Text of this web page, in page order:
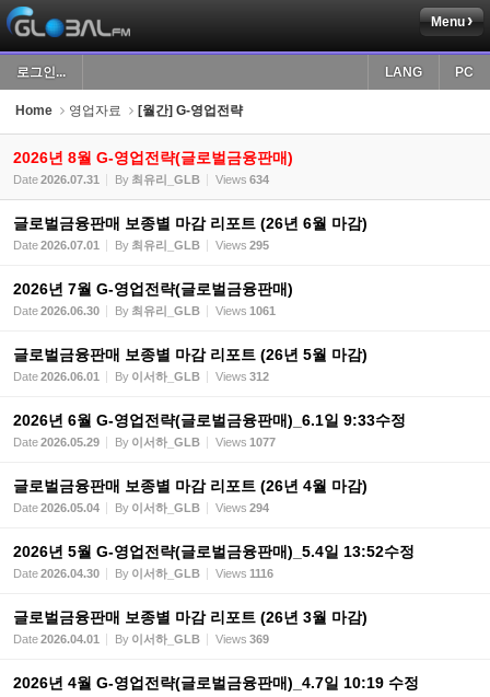
Menu
로그인... PC
LANG
Home 영업자료 [월간] G-영업전략
2026년 8월 G-영업전략(글로벌금융판매)
Date2026.07.31 By 최유리_GLB Views 634
글로벌금융판매 보종별 마감 리포트 (26년 6월 마감)
Date2026.07.01 By 최유리_GLB Views 295
2026년 7월 G-영업전략(글로벌금융판매)
Date2026.06.30 By 최유리_GLB Views 1061
글로벌금융판매 보종별 마감 리포트 (26년 5월 마감)
Date2026.06.01 By 이서하_GLB Views 312
2026년 6월 G-영업전략(글로벌금융판매)_6.1일 9:33수정
Date2026.05.29 By 이서하_GLB Views 1077
글로벌금융판매 보종별 마감 리포트 (26년 4월 마감)
Date2026.05.04 By 이서하_GLB Views 294
2026년 5월 G-영업전략(글로벌금융판매)_5.4일 13:52수정
Date2026.04.30 By 이서하_GLB Views 1116
글로벌금융판매 보종별 마감 리포트 (26년 3월 마감)
Date2026.04.01 By 이서하_GLB Views 369
2026년 4월 G-영업전략(글로벌금융판매)_4.7일 10:19 수정
Sketchbook5, 스케치북5
Sketchbook5, 스케치북5